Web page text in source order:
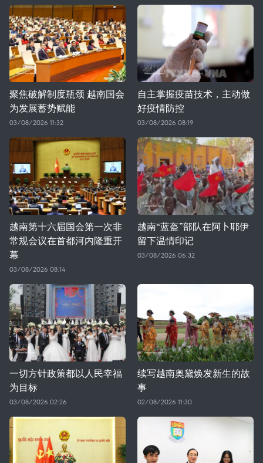
聚焦破解制度瓶颈 越南国会
为发展蓄势赋能
03/08/2026 11:32
自主掌握疫苗技术，主动做
好疫情防控
03/08/2026 08:19
越南第十六届国会第一次非
常规会议在首都河内隆重开
幕
03/08/2026 08:14
越南“蓝盔”部队在阿卜耶伊
留下温情印记
03/08/2026 06:32
一切方针政策都以人民幸福
为目标
03/08/2026 02:26
续写越南奥黛焕发新生的故
事
02/08/2026 11:30